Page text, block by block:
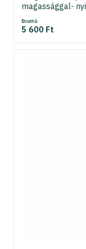
magassággal-
Bruttó
5 600 Ft